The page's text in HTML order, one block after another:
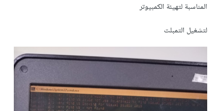
المناسبة لتهيئة الكمبيوتر
لتشغيل التمبلت